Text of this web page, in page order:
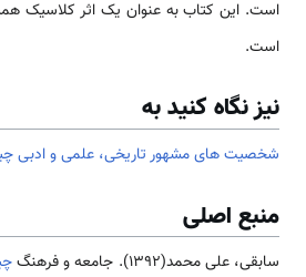
است. این کتاب به عنوان یک اثر کلاسیک
است.
نیز نگاه کنید به
شخصیت های مشهور تاریخی، علمی و ادبی
منبع اصلی
سابقی، علی محمد(1392). جامعه و فرهنگ